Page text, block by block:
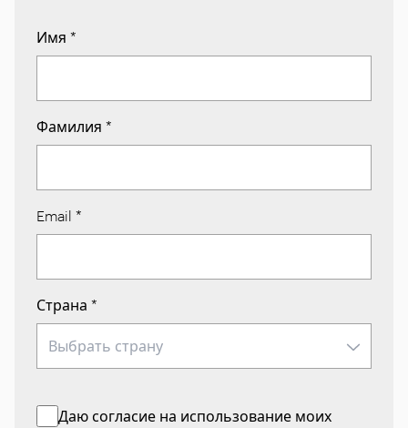
Имя *
Фамилия *
Email *
Страна *
Даю согласие на использование моих